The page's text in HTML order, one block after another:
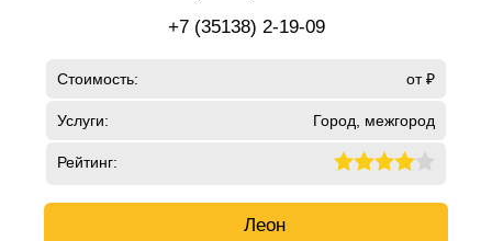
+7 (35138) 2-19-09
Стоимость: от ₽
Услуги: Город, межгород
Рейтинг:
Леон